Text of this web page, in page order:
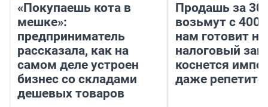
«Покупаешь кота в
мешке»:
предприниматель
рассказала, как на
самом деле устроен
бизнес со складами
дешевых товаров
Продашь за
возьмут с
нам готовит
налоговый
коснется
даже